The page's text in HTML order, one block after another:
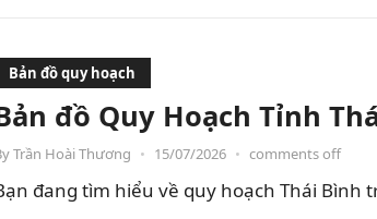
Bản đồ quy hoạch
đồ Quy Hoạch Tỉnh
Trần Hoài Thương • 15/07/2026 • comments off
đang tìm hiểu về quy hoạch Thái Bình